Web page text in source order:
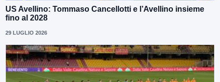
US Avellino: Tommaso Cancellotti e l’Avellino insieme
fino al 2028
29 LUGLIO 2026